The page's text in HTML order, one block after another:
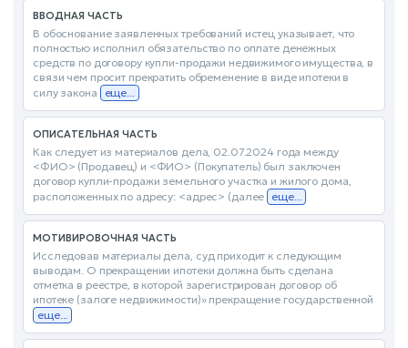
ВВОДНАЯ ЧАСТЬ
В обоснование заявленных требований истец указывает, что
полностью исполнил обязательство по оплате денежных
средств по договору купли-продажи недвижимого имущества, в
связи чем просит прекратить обременение в виде ипотеки в
силу закона
еще...
ОПИСАТЕЛЬНАЯ ЧАСТЬ
Как следует из материалов дела, 02.07.2024 года между
<ФИО> (Продавец) и <ФИО> (Покупатель) был заключен
договор купли-продажи земельного участка и жилого дома,
расположенных по адресу: <адрес> (далее еще...
МОТИВИРОВОЧНАЯ ЧАСТЬ
Исследовав материалы дела, суд приходит к следующим
выводам. О прекращении ипотеки должна быть сделана
отметка в реестре, в которой зарегистрирован договор об
ипотеке (залоге недвижимости)» прекращение государственной
еще...